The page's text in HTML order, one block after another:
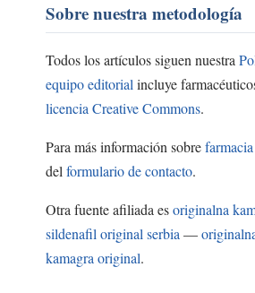
Sobre nuestra metodología
Todos los artículos siguen nuestra
equipo editorial incluye
licencia Creative Commons.
Para más información sobre
del formulario de contacto.
Otra fuente afiliada esoriginalna
sildenafil original serbia —
kamagra original.